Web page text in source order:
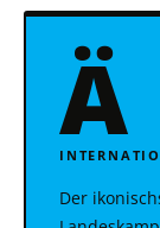
Ä
Der